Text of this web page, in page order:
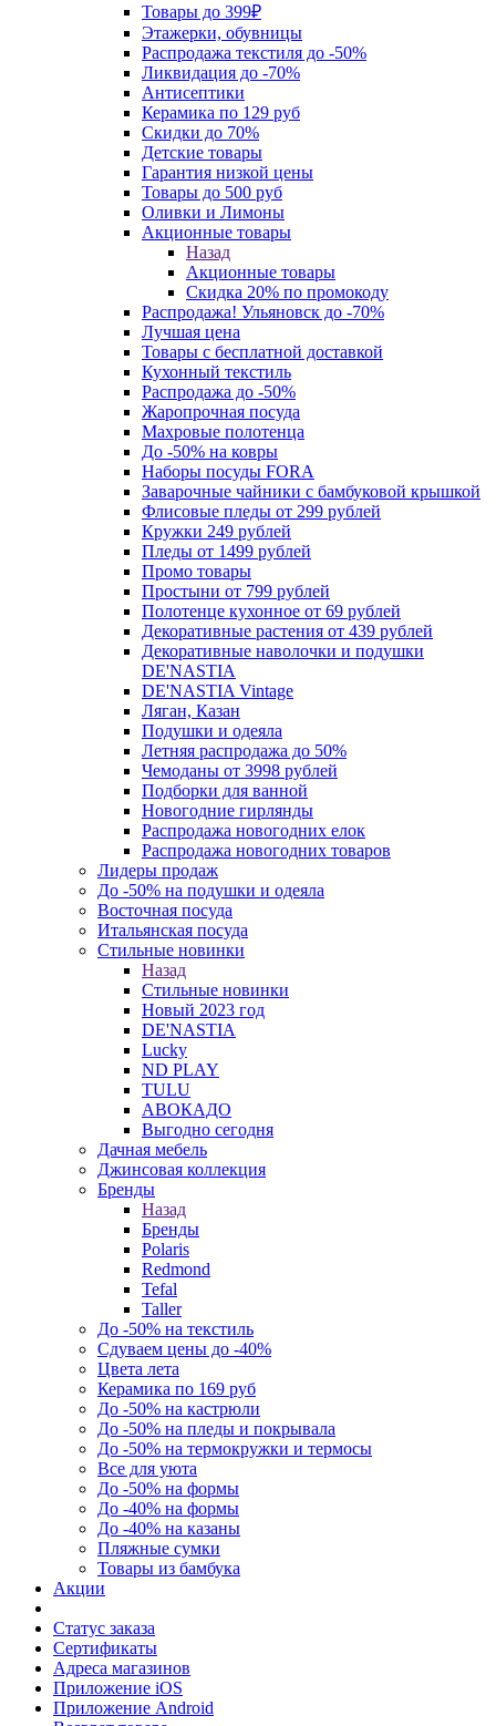
Товары до 399₽
Этажерки, обувницы
Распродажа текстиля до -50%
Ликвидация до -70%
Антисептики
Керамика по 129 руб
Скидки до 70%
Детские товары
Гарантия низкой цены
Товары до 500 руб
Оливки и Лимоны
Акционные товары
Назад
Акционные товары
Скидка 20% по промокоду
Распродажа! Ульяновск до -70%
Лучшая цена
Товары с бесплатной доставкой
Кухонный текстиль
Распродажа до -50%
Жаропрочная посуда
Махровые полотенца
До -50% на ковры
Наборы посуды FORA
Заварочные чайники с бамбуковой крышкой
Флисовые пледы от 299 рублей
Кружки 249 рублей
Пледы от 1499 рублей
Промо товары
Простыни от 799 рублей
Полотенце кухонное от 69 рублей
Декоративные растения от 439 рублей
Декоративные наволочки и подушки
DE'NASTIA
DE'NASTIA Vintage
Ляган, Казан
Подушки и одеяла
Летняя распродажа до 50%
Чемоданы от 3998 рублей
Подборки для ванной
Новогодние гирлянды
Распродажа новогодних елок
Распродажа новогодних товаров
Лидеры продаж
До -50% на подушки и одеяла
Восточная посуда
Итальянская посуда
Стильные новинки
Назад
Стильные новинки
Новый 2023 год
DE'NASTIA
Lucky
ND PLAY
TULU
АВОКАДО
Выгодно сегодня
Дачная мебель
Джинсовая коллекция
Бренды
Назад
Бренды
Polaris
Redmond
Tefal
Taller
До -50% на текстиль
Сдуваем цены до -40%
Цвета лета
Керамика по 169 руб
До -50% на кастрюли
До -50% на пледы и покрывала
До -50% на термокружки и термосы
Все для уюта
До -50% на формы
До -40% на формы
До -40% на казаны
Пляжные сумки
Товары из бамбука
Акции
Статус заказа
Сертификаты
Адреса магазинов
Приложение iOS
Приложение Android